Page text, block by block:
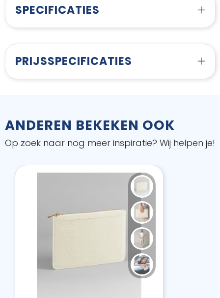
SPECIFICATIES
PRIJSSPECIFICATIES
ANDEREN BEKEKEN OOK
Op zoek naar nog meer inspiratie? Wij helpen je!